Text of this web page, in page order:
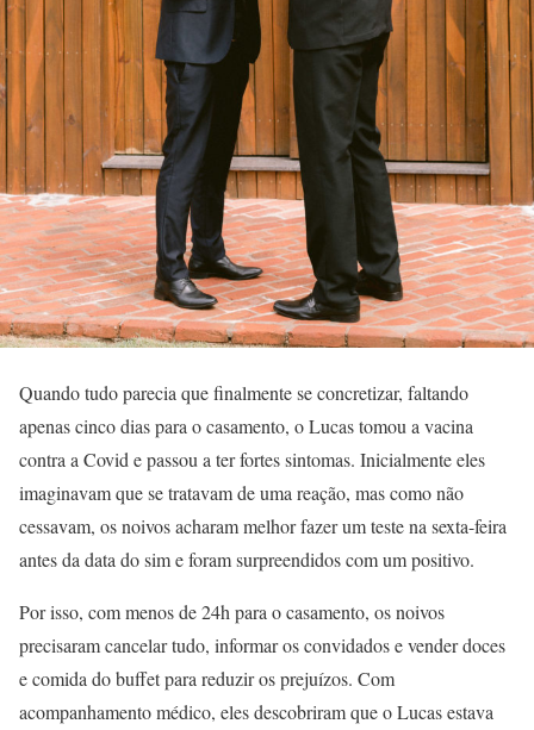
Quando tudo parecia que finalmente se concretizar, faltando
apenas cinco dias para o casamento, o Lucas tomou a vacina
contra a Covid e passou a ter fortes sintomas. Inicialmente eles
imaginavam que se tratavam de uma reação, mas como não
cessavam, os noivos acharam melhor fazer um teste na sexta-feira
antes da data do sim e foram surpreendidos com um positivo.
Por isso, com menos de 24h para o casamento, os noivos
precisaram cancelar tudo, informar os convidados e vender doces
e comida do buffet para reduzir os prejuízos. Com
acompanhamento médico, eles descobriram que o Lucas estava